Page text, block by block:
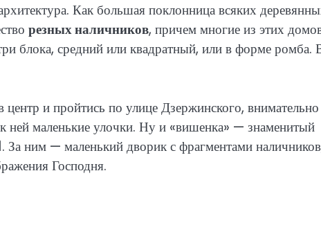
Как большая поклонница всяких
резных наличников, причем многие из этих
блока, средний или квадратный, или в форме ромба.
и пройтись по улице Дзержинского, внимательно
ней маленькие улочки. Ну и «вишенка» — знаменитый
ним — маленький дворик с фрагментами
Господня.